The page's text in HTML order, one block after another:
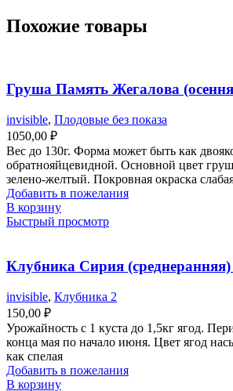
Похожие товары
Груша Память Жегалова
invisible, Плодовые без показа
1050,00 ₽
Вес до 130г. Форма может быть как
обратнояйцевидной. Основной цвет
зелено-желтый. Покровная окраска
Добавить в пожелания
В корзину
Быстрый просмотр
Клубника Сирия
invisible, Клубника 2
150,00 ₽
Урожайность с 1 куста до 1,5кг ягод.
конца мая по начало июня. Цвет ягод
как спелая
Добавить в пожелания
В корзину